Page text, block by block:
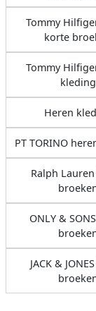
Tommy
korte
Tommy
kleding
Heren
PT TORINO
Ralph
ONLY &
JACK &